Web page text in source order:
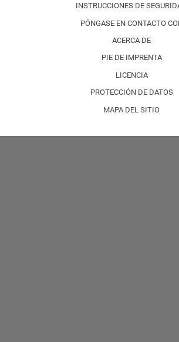
INSTRUCCIONES DE
PÓNGASE EN CONTACTO
ACERCA DE
PIE DE IMPRENTA
LICENCIA
PROTECCIÓN DE DATOS
MAPA DEL SITIO